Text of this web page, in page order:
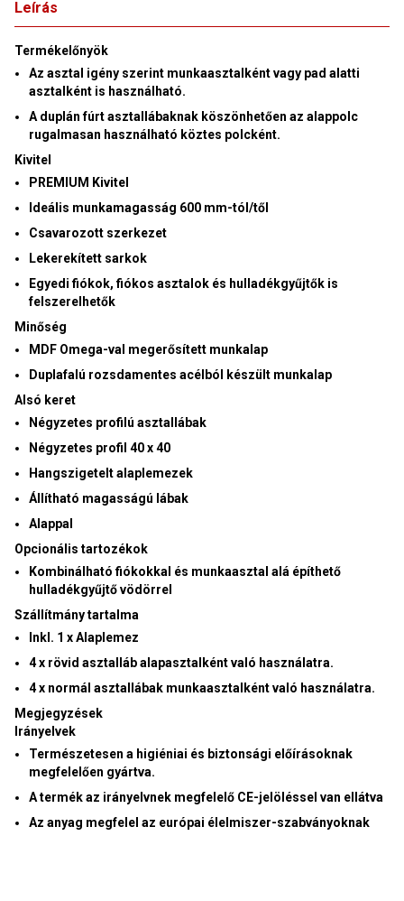
Leírás
Termékelőnyök
Az asztal igény szerint munkaasztalként vagy pad alatti
asztalként is használható.
A duplán fúrt asztallábaknak köszönhetően az alappolc
rugalmasan használható köztes polcként.
Kivitel
PREMIUM Kivitel
Ideális munkamagasság 600 mm-tól/től
Csavarozott szerkezet
Lekerekített sarkok
Egyedi fiókok, fiókos asztalok és hulladékgyűjtők is
felszerelhetők
Minőség
MDF Omega-val megerősített munkalap
Duplafalú rozsdamentes acélból készült munkalap
Alsó keret
Négyzetes profilú asztallábak
Négyzetes profil 40 x 40
Hangszigetelt alaplemezek
Állítható magasságú lábak
Alappal
Opcionális tartozékok
Kombinálható fiókokkal és munkaasztal alá építhető
hulladékgyűjtő vödörrel
Szállítmány tartalma
Inkl. 1 x Alaplemez
4 x rövid asztalláb alapasztalként való használatra.
4 x normál asztallábak munkaasztalként való használatra.
Megjegyzések
Irányelvek
Természetesen a higiéniai és biztonsági előírásoknak
megfelelően gyártva.
A termék az irányelvnek megfelelő CE-jelöléssel van ellátva
Az anyag megfelel az európai élelmiszer-szabványoknak